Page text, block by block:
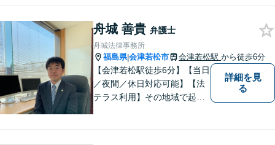
舟城 善貴 弁護士
舟城法律事務所
福島県|会津若松市 会津若松駅 から徒歩6分
【会津若松駅徒歩6分】【当日
／夜間／休日対応可能】【法
テラス利用】その地域で起こ
詳細を見
る